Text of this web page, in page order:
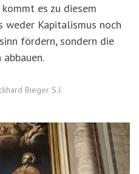
es zu diesem
weder Kapitalismus noch
fördern, sondern die
Bieger S.J.